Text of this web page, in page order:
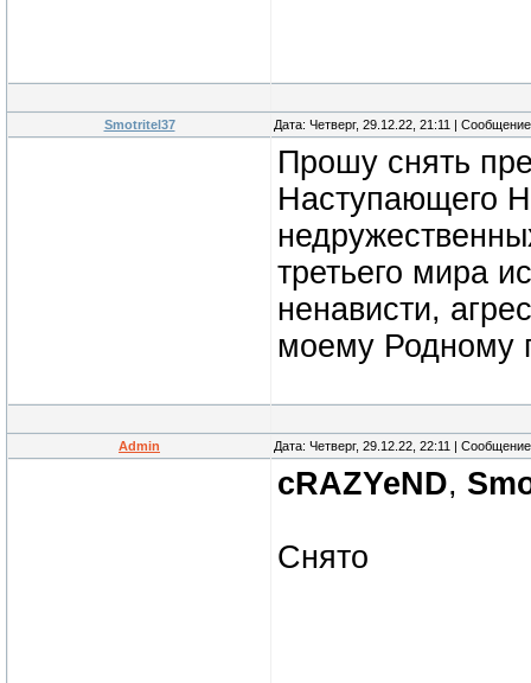
Smotritel37 Дата: Четверг, 29.12.22, 21:11 |
Прошу снять
Наступающего
третьего мира
ненависти,
моему Родному
Admin Дата: Четверг, 29.12.22, 22:11 |
cRAZYeND,
Снято